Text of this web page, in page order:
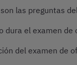
son las preguntas
dura el examen
del examen de